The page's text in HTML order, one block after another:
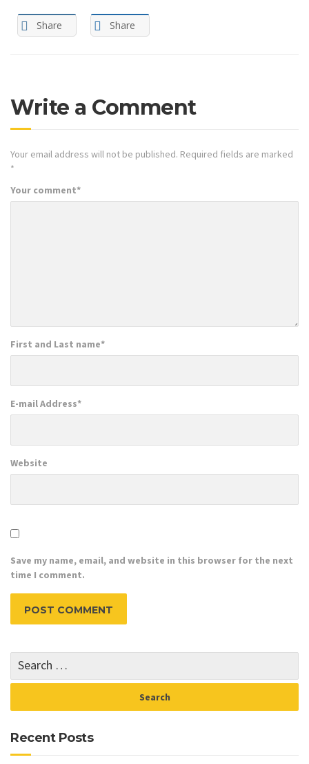
Share Share
Write a Comment
Your email address will not be published. Required fields are marked
*
Your comment*
First and Last name*
E-mail Address*
Website
Save my name, email, and website in this browser for the next
time I comment.
Recent Posts